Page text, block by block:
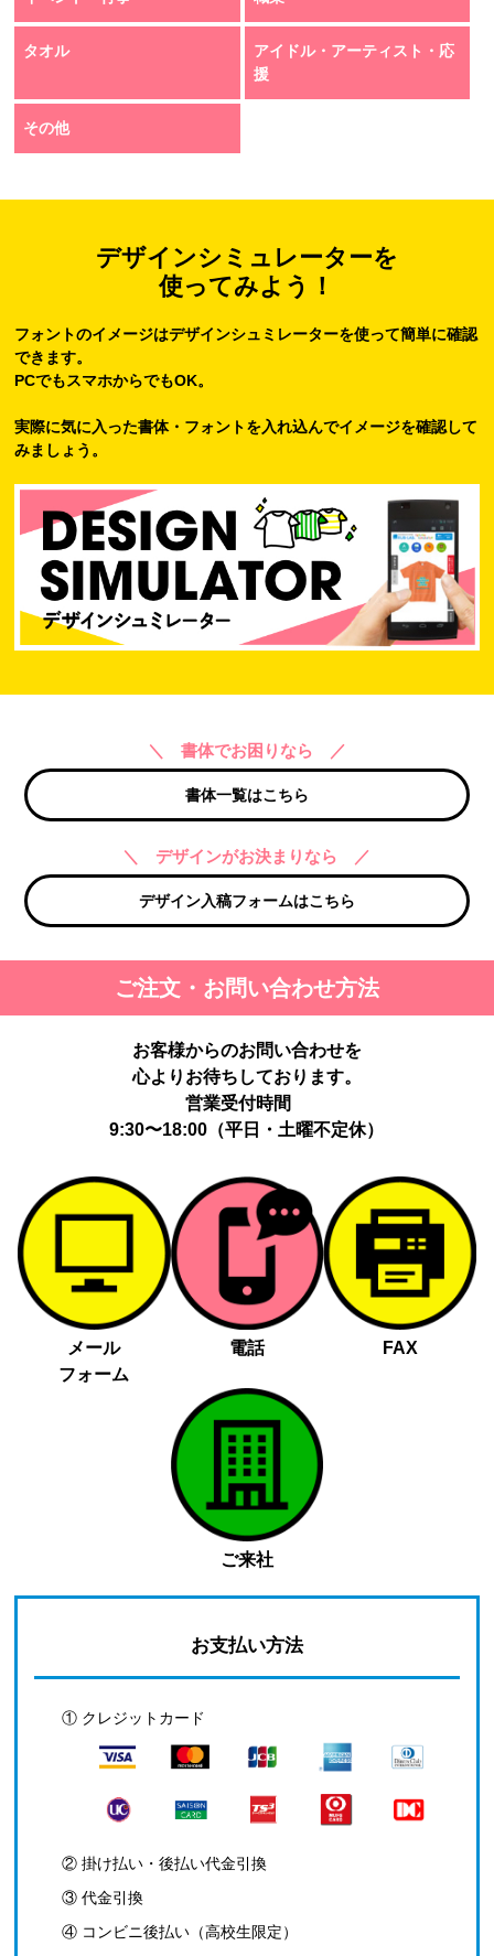
タオル
アイドル・アーティスト・応
援
その他
デザインシミュレーターを
使ってみよう！
フォントのイメージはデザインシュミレーターを使って簡単に確認
できます。
PCでもスマホからでもOK。
実際に気に入った書体・フォントを入れ込んでイメージを確認して
みましょう。
＼ 書体でお困りなら ／
書体一覧はこちら
＼ デザインがお決まりなら ／
デザイン入稿フォームはこちら
ご注文・お問い合わせ方法
お客様からのお問い合わせを
心よりお待ちしております。
営業受付時間
9:30〜18:00（平日・土曜不定休）
メール
フォーム
電話 FAX
ご来社
お支払い方法
① クレジットカード
② 掛け払い・後払い代金引換
③ 代金引換
④ コンビニ後払い（高校生限定）